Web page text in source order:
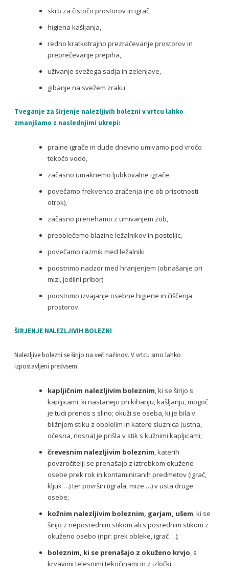
skrb za čistočo prostorov in igrač,
higiena kašljanja,
redno kratkotrajno prezračevanje prostorov in
preprečevanje prepiha,
uživanje svežega sadja in zelenjave,
gibanje na svežem zraku.
Tveganje za širjenje nalezljivih bolezni v vrtcu lahko
zmanjšamo z naslednjimi ukrepi:
pralne igrače in dude dnevno umivamo pod vročo
tekočo vodo,
začasno umaknemo ljubkovalne igrače,
povečamo frekvenco zračenja (ne ob prisotnosti
otrok),
začasno prenehamo z umivanjem zob,
preoblečemo blazine ležalnikov in posteljic,
povečamo razmik med ležalniki
poostrimo nadzor med hranjenjem (obnašanje pri
mizi, jedilni pribor)
poostrimo izvajanje osebne higiene in čiščenja
prostorov.
ŠIRJENJE NALEZLJIVIH BOLEZNI
Nalezljive bolezni se širijo na več načinov. V vrtcu smo lahko
izpostavljeni predvsem:
kapljičnim nalezljivim boleznim, ki se širijo s
kapljicami, ki nastanejo pri kihanju, kašljanju, mogoč
je tudi prenos s slino; okuži se oseba, ki je bila v
bližnjem stiku z obolelim in katere sluznica (ustna,
očesna, nosna) je prišla v stik s kužnimi kapljicami;
črevesnim nalezljivim boleznim, katerih
povzročitelji se prenašajo z iztrebkom okužene
osebe prek rok in kontaminiranih predmetov (igrač,
kljuk …) ter površin (igrala, mize …) v usta druge
osebe;
kožnim nalezljivim boleznim, garjam, ušem, ki se
širijo z neposrednim stikom ali s posrednim stikom z
okuženo osebo (npr: prek obleke, igrač …);
boleznim, ki se prenašajo z okuženo krvjo, s
krvavimi telesnimi tekočinami in z izločki.